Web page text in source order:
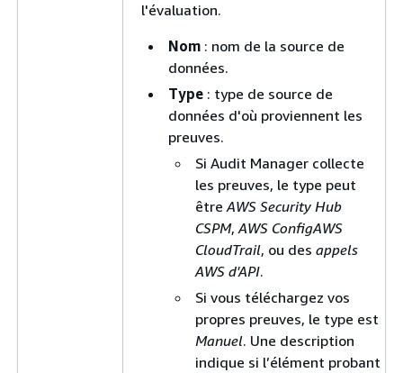
l'évaluation.
Nom : nom de la source de
données.
Type : type de source de
données d'où proviennent les
preuves.
Si Audit Manager collecte
les preuves, le type peut
êtreAWS Security Hub
CSPM,AWS ConfigAWS
CloudTrail, ou des appels
AWS d'API.
Si vous téléchargez vos
propres preuves, le type est
Manuel. Une description
indique si l’élément probant